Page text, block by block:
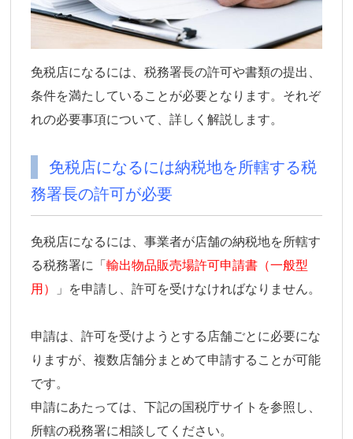
免税店になるには、税務署長の許可や書類の提出、
条件を満たしていることが必要となります。それぞ
れの必要事項について、詳しく解説します。
免税店になるには納税地を所轄する税
務署長の許可が必要
免税店になるには、事業者が店舗の納税地を所轄す
る税務署に「輸出物品販売場許可申請書（一般型
用）
」を申請し、許可を受けなければなりません。
申請は、許可を受けようとする店舗ごとに必要にな
りますが、複数店舗分まとめて申請することが可能
です。
申請にあたっては、下記の国税庁サイトを参照し、
所轄の税務署に相談してください。